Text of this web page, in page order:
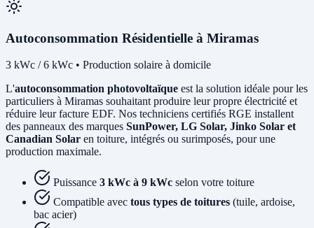
Autoconsommation Résidentielle à Miramas
3 kWc / 6 kWc • Production solaire à domicile
L'autoconsommation photovoltaïque est la solution idéale pour les
particuliers à Miramas souhaitant produire leur propre électricité et
réduire leur facture EDF. Nos techniciens certifiés RGE installent
des panneaux des marques SunPower, LG Solar, Jinko Solar et
Canadian Solar en toiture, intégrés ou surimposés, pour une
production maximale.
Puissance 3 kWc à 9 kWc selon votre toiture
Compatible avec tous types de toitures (tuile, ardoise,
bac acier)